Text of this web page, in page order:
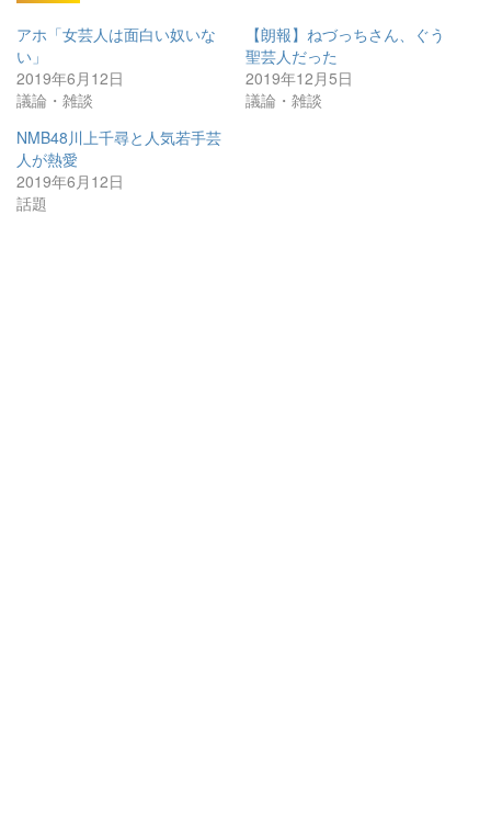
アホ「女芸人は面白い奴いな
い」
2019年6月12日
議論・雑談
【朗報】ねづっちさん、ぐう
聖芸人だった
2019年12月5日
議論・雑談
NMB48川上千尋と人気若手芸
人が熱愛
2019年6月12日
話題